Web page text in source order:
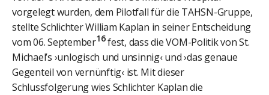
vorgelegt wurden, dem Pilotfall für die TAHSN-Gruppe,
stellte Schlichter William Kaplan in seiner Entscheidung
vom 06. September16fest, dass die VOM-Politik von St.
Michael’s ›unlogisch und unsinnig‹ und ›das genaue
Gegenteil von vernünftig‹ ist. Mit dieser
Schlussfolgerung wies Schlichter Kaplan die